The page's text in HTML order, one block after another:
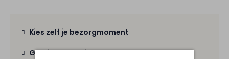
Kies zelf je bezorgmoment
Gratis verzendingvanaf € 100,-